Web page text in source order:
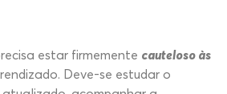
estar firmemente cauteloso às
Deve-se estudar o